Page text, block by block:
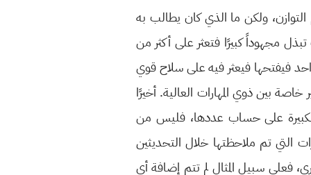
ولكن ما الذي كان يطالب به
مجهوداً كبيرًا فتعثر على أكثر من
فيفتحها فيعثر فيه على سلاح قوي
بين ذوي المهارات العالية. أخيرًا
الكبيرة على حساب عددها، فليس من
التي تم ملاحظتها خلال التحديثين
فعلى سبيل المثال لم تتم إضافة أي